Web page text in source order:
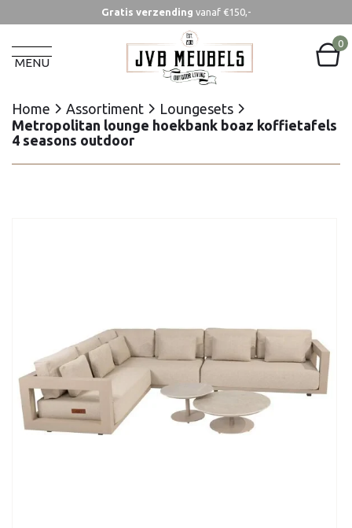
Gratis verzending vanaf €150,-
MENU
0
Home Assortiment
Loungesets
Metropolitan lounge hoekbank boaz koffietafels
4 seasons outdoor
Home Assortiment
Loungesets
Metropolitan lounge hoekbank boaz koffietafels
4 seasons outdoor